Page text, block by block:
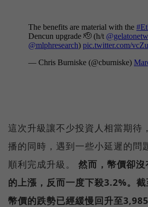
這次升級讓不少投資人相當期待
播的同時，遇到一些小延遲的問
順利完成升級。 然而，幣價卻
的上漲，反而一度下殺3.2%。截
幣價的跌勢已經緩慢回升至3,985